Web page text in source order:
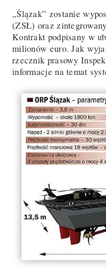
„Ślązak” zostanie
(ZSŁ) oraz
Kontrakt podpisany w
milionów euro. Jak
rzecznik prasowy
informacje na temat